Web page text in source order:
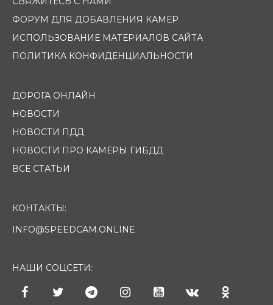
ФОРУМ ДЛЯ ДОБАВЛЕНИЯ КАМЕР
ИСПОЛЬЗОВАНИЕ МАТЕРИАЛОВ САЙТА
ПОЛИТИКА КОНФИДЕНЦИАЛЬНОСТИ
ДОРОГА ОНЛАЙН
НОВОСТИ
НОВОСТИ ПДД
НОВОСТИ ПРО КАМЕРЫ ГИБДД
ВСЕ СТАТЬИ
КОНТАКТЫ:
INFO@SPEEDCAM.ONLINE
НАШИ СОЦСЕТИ: